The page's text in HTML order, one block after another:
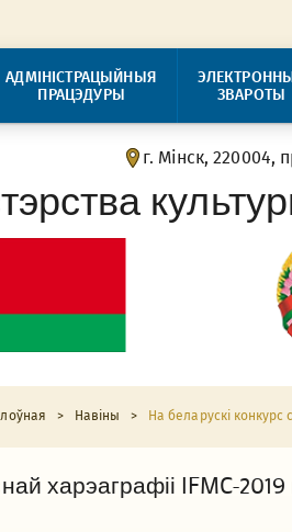
АДМІНІСТРАЦЫЙНЫЯ
ПРАЦЭДУРЫ
ЗВАРОТЫ
г. Мінск, 220004,
> Навіны > На беларускі конкурс
харэаграфіі IFMC-